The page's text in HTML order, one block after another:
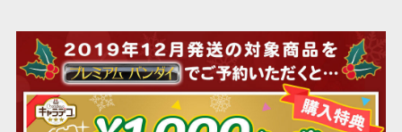
LINK TRAVELERS プリキュアシリーズ ドラゴンボール
チョコボックス チョコサプ ポケモンキッズ